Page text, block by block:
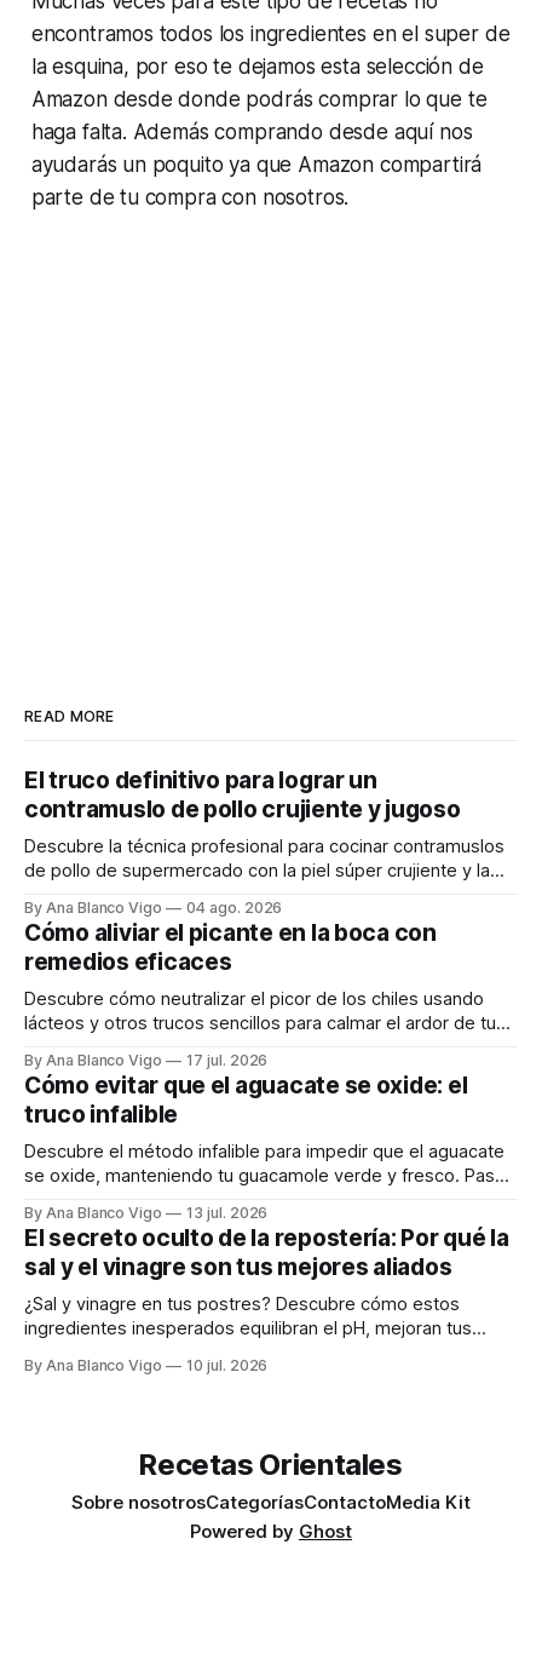
encontramos todos los ingredientes en el super de
la esquina, por eso te dejamos esta selección de
Amazon desde donde podrás comprar lo que te
haga falta. Además comprando desde aquí nos
ayudarás un poquito ya que Amazon compartirá
parte de tu compra con nosotros.
READ MORE
El truco definitivo para lograr un
contramuslo de pollo crujiente y jugoso
Descubre la técnica profesional para cocinar contramuslos
de pollo de supermercado con la piel súper crujiente y la
By Ana Blanco Vigo 04 ago. 2026
Cómo aliviar el picante en la boca con
remedios eficaces
Descubre cómo neutralizar el picor de los chiles usando
lácteos y otros trucos sencillos para calmar el ardor de tu
By Ana Blanco Vigo 17 jul. 2026
Cómo evitar que el aguacate se oxide: el
truco infalible
Descubre el método infalible para impedir que el aguacate
se oxide, manteniendo tu guacamole verde y fresco. Paso
By Ana Blanco Vigo 13 jul. 2026
El secreto oculto de la repostería: Por qué la
sal y el vinagre son tus mejores aliados
¿Sal y vinagre en tus postres? Descubre cómo estos
ingredientes inesperados equilibran el pH, mejoran tus
By Ana Blanco Vigo 10 jul. 2026
Recetas Orientales
Sobre nosotrosCategoríasContactoMedia Kit
Powered by Ghost